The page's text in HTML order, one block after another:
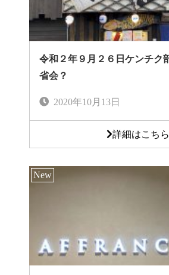
令和２年９月２６日ケンチク
省会？
2020年10月13日
詳細はこちら